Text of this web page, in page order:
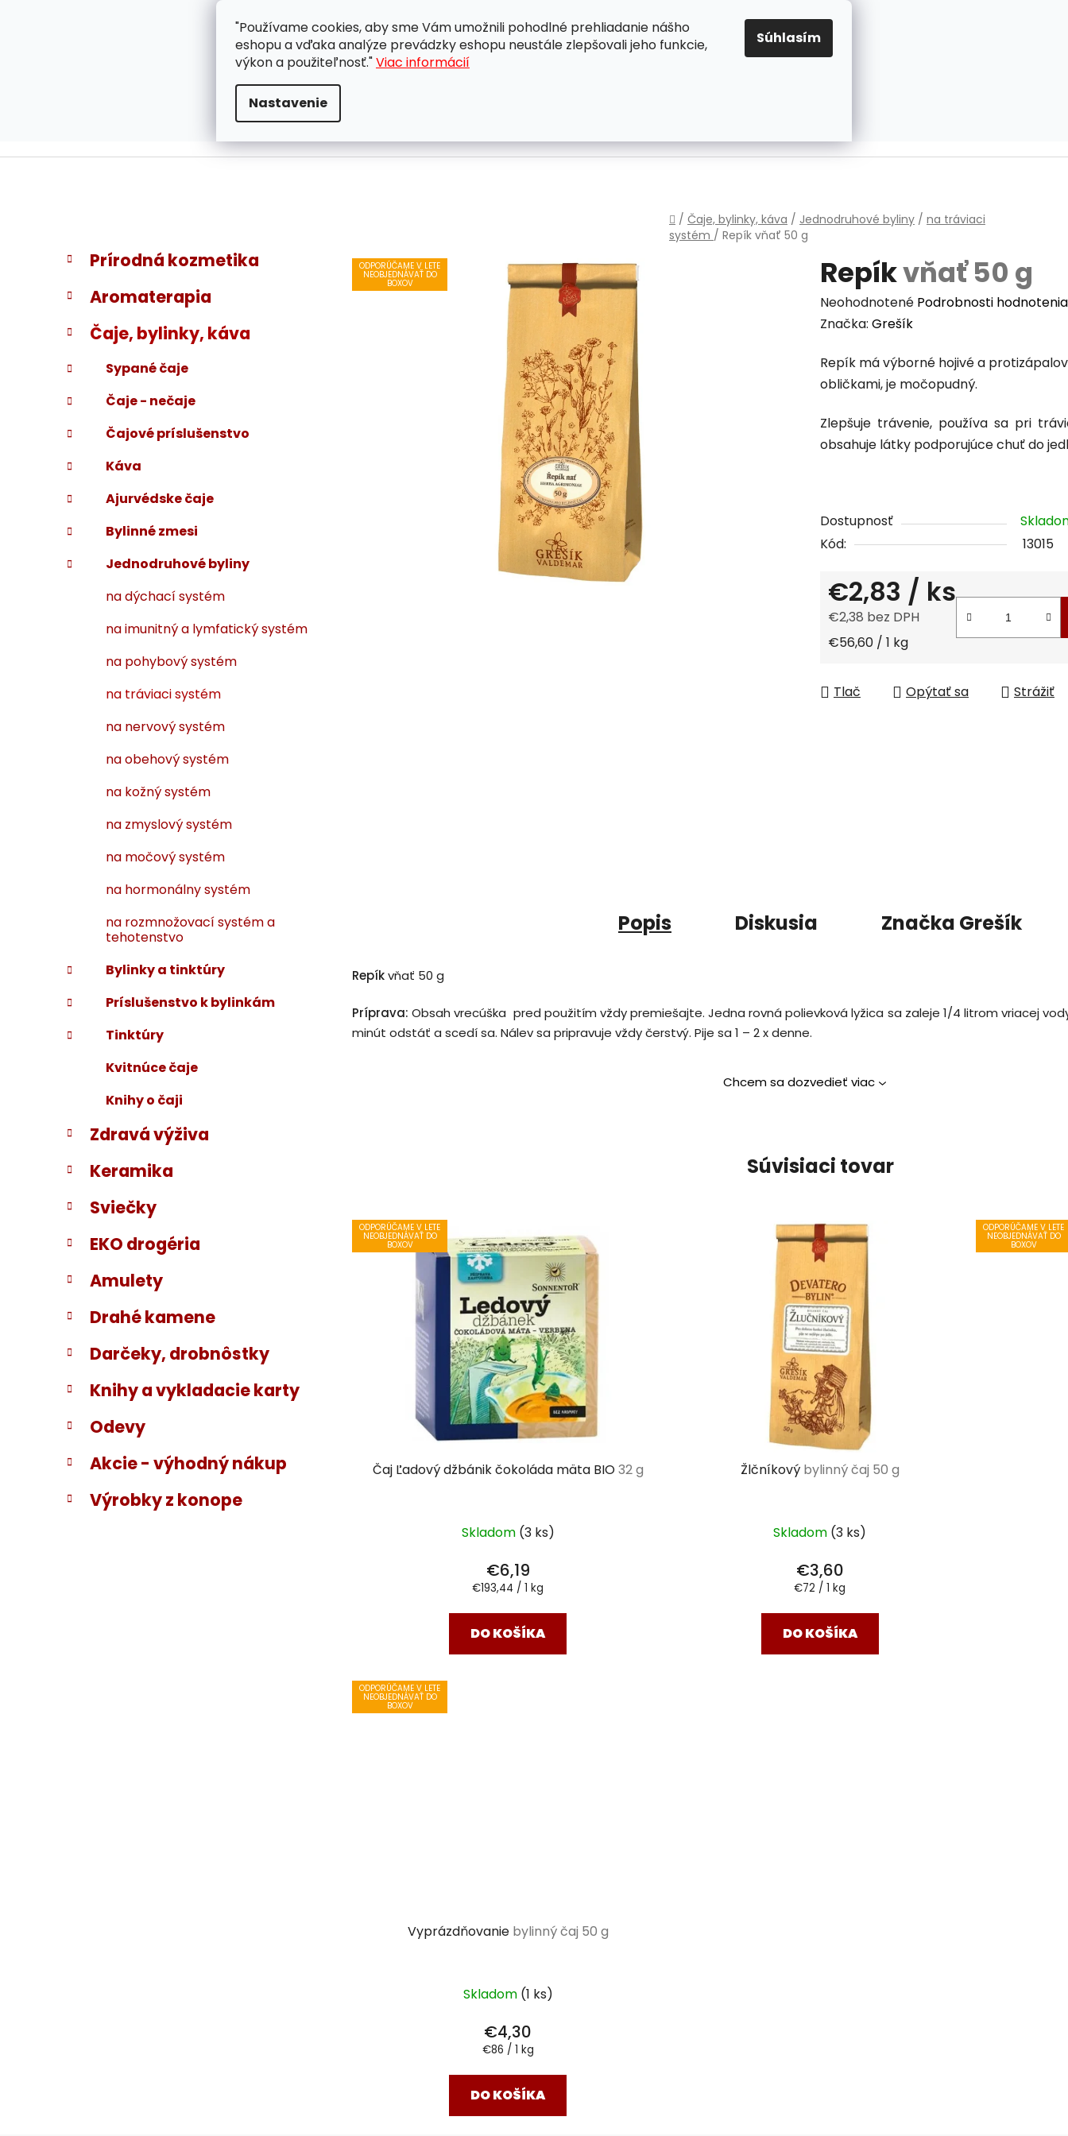
"Používame cookies, aby sme Vám umožnili pohodlné prehliadanie nášho
eshopu a vďaka analýze prevádzky eshopu neustále zlepšovali jeho funkcie,
výkon a použiteľnosť."Viac informácií
Nastavenie
Súhlasím
ZÁKAZNÍCKA PODPORA OBCHODNÉ PODMIENKY OCHRANA OSOBNÝCH ÚDAJOV PRAVIDLÁ PRE COOKIES
EUR
Domov
/ Čaje, bylinky, káva / Jednodruhové byliny / na tráviaci
systém / Repík vňať 50 g
B
č
ý
a
n
l
Preskočiť
kategórie
K
a
t
e
ó
i
Prírodná kozmetika
Aromaterapia
Čaje, bylinky, káva
Sypané čaje
Čaje - nečaje
Čajové príslušenstvo
Káva
Ajurvédske čaje
Bylinné zmesi
Jednodruhové byliny
na dýchací systém
na imunitný a lymfatický systém
na pohybový systém
na tráviaci systém
na nervový systém
na obehový systém
na kožný systém
na zmyslový systém
na močový systém
na hormonálny systém
na rozmnožovací systém a
tehotenstvo
Bylinky a tinktúry
Príslušenstvo k bylinkám
Tinktúry
Kvitnúce čaje
Knihy o čaji
Zdravá výživa
Keramika
Sviečky
EKO drogéria
Amulety
Drahé kamene
Darčeky, drobnôstky
Knihy a vykladacie karty
Odevy
Akcie - výhodný nákup
Výrobky z konope
Repíkvňať 50 g
Priemerné
hodnotenie
je
0,0
5
hviezdičiek.
Neohodnotené Podrobnosti hodnotenia
Značka: Grešík
Repík má výborné hojivé a
obličkami, je močopudný.
Zlepšuje trávenie, používa sa pri
obsahuje látky podporujúce chuť do
Dostupnosť
Kód:
13015
€2,83 / ks
€2,38 bez DPH
Jednotková cena:
€56,60 / 1 kg
Tlač Opýtať sa Strážiť
ODPORÚČAME V LETE
NEOBJEDNÁVAŤ DO
BOXOV
Popis Diskusia Značka Grešík
Repíkvňať 50 g
Príprava: Obsah vrecúška pred použitím vždy premiešajte. Jedna rovná polievková lyžica sa zaleje 1/4 litrom vriacej
minút odstáť a scedí sa. Nálev sa pripravuje vždy čerstvý. Pije sa 1 – 2 x denne.
Chcem sa dozvedieť viac
Súvisiaci tovar
ODPORÚČAME V LETE
NEOBJEDNÁVAŤ DO
BOXOV
Čaj Ľadový džbánik čokoláda mäta BIO32 g
Skladom (3 ks)
€6,19
Jednotková
€193,44 / 1 kg
DO KOŠÍKA
Žlčníkový bylinný čaj 50 g
Skladom (3 ks)
€3,60
Jednotková
€72 / 1 kg
DO KOŠÍKA
ODPORÚČAME V LETE
NEOBJEDNÁVAŤ DO
BOXOV
ODPORÚČAME V LETE
NEOBJEDNÁVAŤ DO
BOXOV
Vyprázdňovanie bylinný čaj 50 g
Skladom (1 ks)
€4,30
Jednotková
€86 / 1 kg
DO KOŠÍKA